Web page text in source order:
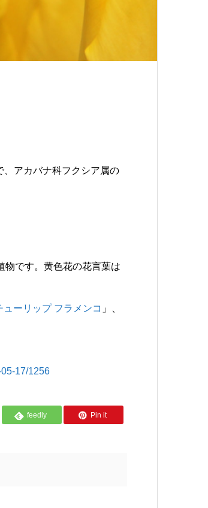
アカバナ科フクシア属の
物です。黄色花の花言葉は
ューリップ フラメンコ 」、
17/1256
feedly Pin it